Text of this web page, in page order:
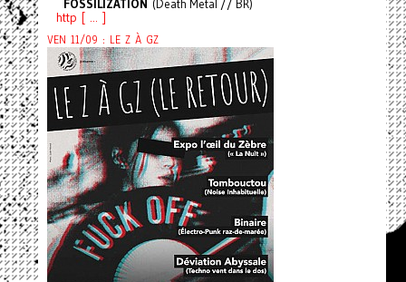
FOSSILIZATION (Death Metal // BR)
http [ ... ]
VEN 11/09 : LE Z À GZ